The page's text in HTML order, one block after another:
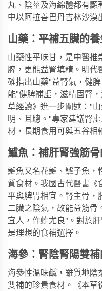
丸、陰莖及海綿體都有顯
中以阿拉善巴丹吉林沙漠
山藥：平補五臟的
山藥性平味甘，是中醫推
脾，更能益腎填精。明代
確指出山藥"益腎氣，健
能"健脾補虛，滋精固腎
草經讀》進一步闡述："
明、耳聰。"專家建議腎
材，長期食用可與五谷相
鱸魚：補肝腎強筋
鱸魚又名花鱸、鱸子魚，
質食材。我國古代醫書《
平與脾胃相宜。腎主骨，
二臟之陰氣，故能益筋骨
宜人，作蚱尤良"。對於
是理想的食補選擇。
海參：腎陰腎陽雙
海參性溫味鹹，雖質地陰
雙補的珍貴食材。《本草